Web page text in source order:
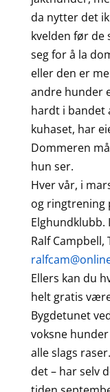
da nytter det
kvelden før de
seg for å la
eller den er
andre hunder
hardt i bandet
kuhaset, har
Dommeren
hun ser.
Hver vår, i
og ringtrening
Ralf Campbell,
Ellers kan du
helt gratis
Bygdetunet
voksne
alle slags
det – har selv